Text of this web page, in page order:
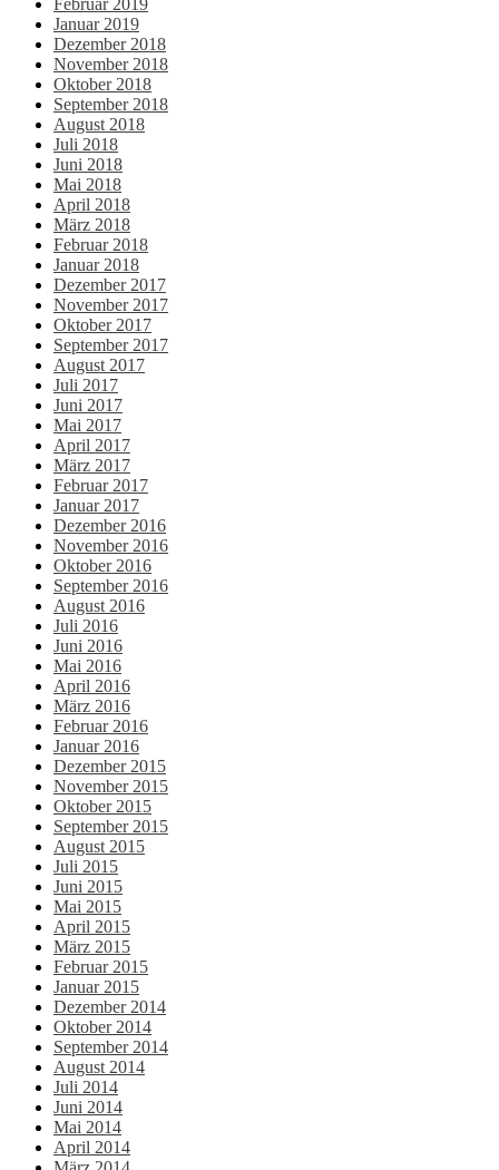
Januar 2019
Dezember 2018
November 2018
Oktober 2018
September 2018
August 2018
Juli 2018
Juni 2018
Mai 2018
April 2018
März 2018
Februar 2018
Januar 2018
Dezember 2017
November 2017
Oktober 2017
September 2017
August 2017
Juli 2017
Juni 2017
Mai 2017
April 2017
März 2017
Februar 2017
Januar 2017
Dezember 2016
November 2016
Oktober 2016
September 2016
August 2016
Juli 2016
Juni 2016
Mai 2016
April 2016
März 2016
Februar 2016
Januar 2016
Dezember 2015
November 2015
Oktober 2015
September 2015
August 2015
Juli 2015
Juni 2015
Mai 2015
April 2015
März 2015
Februar 2015
Januar 2015
Dezember 2014
Oktober 2014
September 2014
August 2014
Juli 2014
Juni 2014
Mai 2014
April 2014